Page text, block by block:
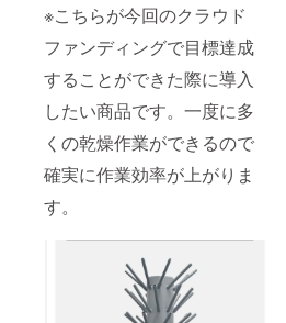
※こちらが今回のクラウド
ファンディングで目標達成
することができた際に導入
したい商品です。一度に多
くの乾燥作業ができるので
確実に作業効率が上がりま
す。